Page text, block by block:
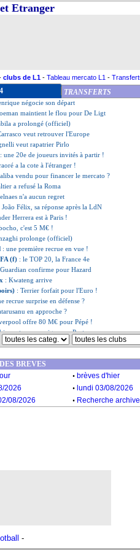
Etranger
clubs de L1 - Tableau mercato L1 -
TRANSFERTS
succède à Gasset (officiel)
: Léa-Siliki ciblé par Porto
: Messi n'oublie pas la CdM 2014
négocie son départ
maintient le flou pour De Ligt
a prolongé (officiel)
veut retrouver l'Europe
veut rapatrier Pirlo
: une 20e de joueurs invités à partir !
a la cote à l'étranger !
vendu pour financer le mercato ?
a refusé la Roma
n'a aucun regret
João Félix, sa réponse après la LdN
Herrera est à Paris !
c'est 5 M€ !
prolonge (officiel)
: une première recrue en vue !
(f) : le TOP 20, la France 4e
confirme pour Hazard
: Kwateng arrive
: Terrier forfait pour l'Euro !
recrue surprise en défense ?
en approche ?
offre 80 M€ pour Pépé !
se renseigne sur Portu
au Real pour 53 M€ ?
: le PSG surveille Koundé
forfait pour la Copa America !
dans le viseur !
annoncé "très proche" !
BREVES
. brèves d'hier
2026 . lundi 03/08/2026
08/2026 . Recherche
-